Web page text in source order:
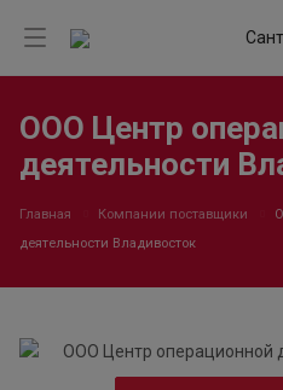
ООО Центр
деятельности
Главная Компании поставщики
деятельности Владивосток